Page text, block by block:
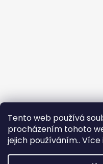
Tento web používá
procházením tohoto
jejich používáním..